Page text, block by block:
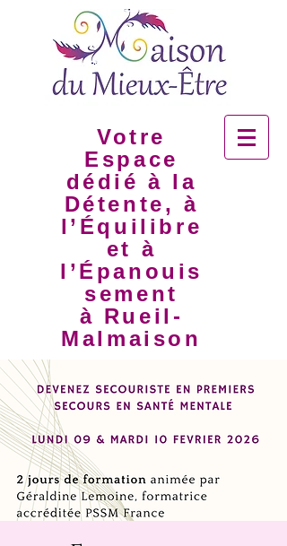
Votre
Espace
dédié à la
Détente, à
l’Équilibre
et à
l’Épanouis
sement
à Rueil-
Malmaison